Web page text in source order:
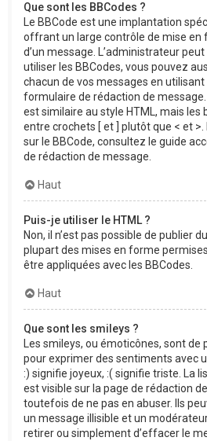
Que sont les BBCodes ?
Le BBCode est une implantation
offrant un large contrôle de mise en
d’un message. L’administrateur
utiliser les BBCodes, vous pouvez
chacun de vos messages en utilisant
formulaire de rédaction de
est similaire au style HTML, mais les
entre crochets [ et ] plutôt que < et
sur le BBCode, consultez le guide
de rédaction de message.
Haut
Puis-je utiliser le HTML ?
Non, il n’est pas possible de publier
plupart des mises en forme
être appliquées avec les BBCodes.
Haut
Que sont les smileys ?
Les smileys, ou émoticônes, sont
pour exprimer des sentiments avec
:) signifie joyeux, :( signifie triste. La
est visible sur la page de rédaction
toutefois de ne pas en abuser. Ils
un message illisible et un
retirer ou simplement d’effacer le